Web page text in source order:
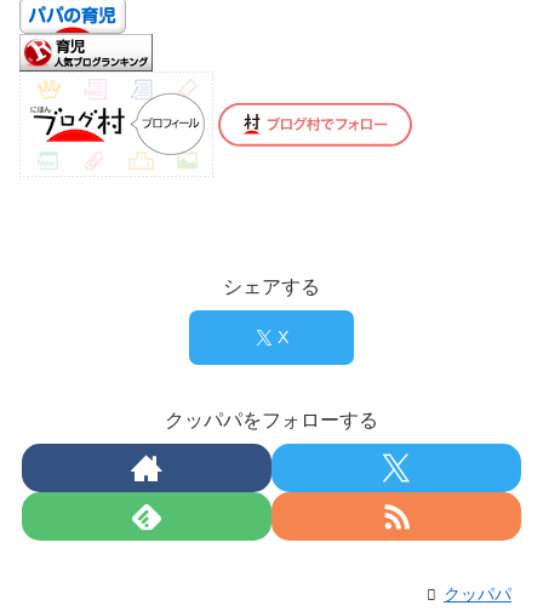
シェアする
X
クッパパをフォローする
クッパパ